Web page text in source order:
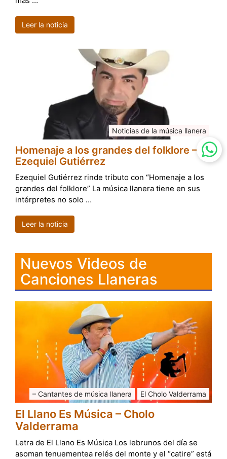
Leer la noticia
Noticias de la música llanera
Homenaje a los grandes del folklore –
Ezequiel Gutiérrez
Ezequiel Gutiérrez rinde tributo con “Homenaje a los
grandes del folklore” La música llanera tiene en sus
intérpretes no solo …
Leer la noticia
Nuevos Videos de
Canciones Llaneras
– Cantantes de música llanera El Cholo Valderrama
El Llano Es Música – Cholo
Valderrama
Letra de El Llano Es Música Los lebrunos del día se
asoman tenuementea relés del monte y el “catire” está